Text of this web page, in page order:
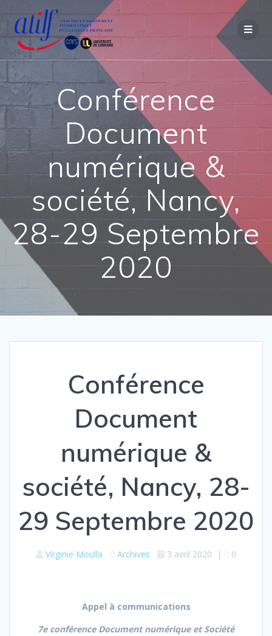
au
Conférence
Document
numérique &
société, Nancy,
28-29 Septembre
2020
Conférence
Document
numérique &
société, Nancy, 28-
29 Septembre 2020
Virginie Moulla Archives 3 avril 2020 | 0
Appel à communications
7e conférence Document numérique et Société